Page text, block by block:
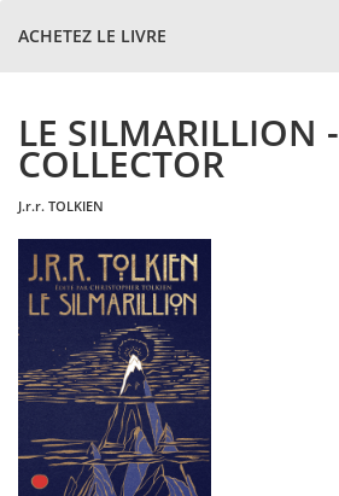
ACHETEZ LE LIVRE
LE SILMARILLION -
COLLECTOR
j.r.r. TOLKIEN